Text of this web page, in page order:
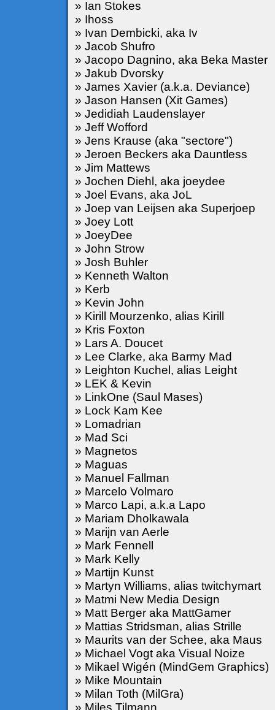
» Ian Stokes
» Ihoss
» Ivan Dembicki, aka Iv
» Jacob Shufro
» Jacopo Dagnino, aka Beka Master
» Jakub Dvorsky
» James Xavier (a.k.a. Deviance)
» Jason Hansen (Xit Games)
» Jedidiah Laudenslayer
» Jeff Wofford
» Jens Krause (aka "sectore")
» Jeroen Beckers aka Dauntless
» Jim Mattews
» Jochen Diehl, aka joeydee
» Joel Evans, aka JoL
» Joep van Leijsen aka Superjoep
» Joey Lott
» JoeyDee
» John Strow
» Josh Buhler
» Kenneth Walton
» Kerb
» Kevin John
» Kirill Mourzenko, alias Kirill
» Kris Foxton
» Lars A. Doucet
» Lee Clarke, aka Barmy Mad
» Leighton Kuchel, alias Leight
» LEK & Kevin
» LinkOne (Saul Mases)
» Lock Kam Kee
» Lomadrian
» Mad Sci
» Magnetos
» Maguas
» Manuel Fallman
» Marcelo Volmaro
» Marco Lapi, a.k.a Lapo
» Mariam Dholkawala
» Marijn van Aerle
» Mark Fennell
» Mark Kelly
» Martijn Kunst
» Martyn Williams, alias twitchymart
» Matmi New Media Design
» Matt Berger aka MattGamer
» Mattias Stridsman, alias Strille
» Maurits van der Schee, aka Maus
» Michael Vogt aka Visual Noize
» Mikael Wigén (MindGem Graphics)
» Mike Mountain
» Milan Toth (MilGra)
» Miles Tilmann